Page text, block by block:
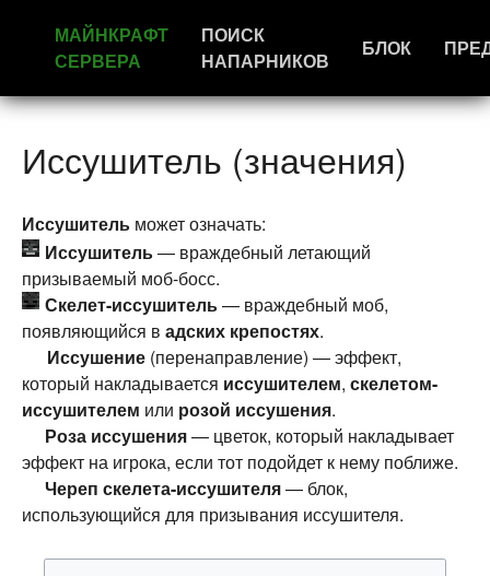
МАЙНКРАФТ
СЕРВЕРА
ПОИСК
НАПАРНИКОВ
БЛОК
Иссушитель (значения)
Иссушитель может означать:
Иссушитель— враждебный летающий
призываемый моб-босс.
Скелет-иссушитель— враждебный моб,
появляющийся в адских крепостях.
Иссушение(перенаправление) — эффект,
который накладывается иссушителем, скелетом-
иссушителем или розой иссушения.
Роза иссушения— цветок, который накладывает
эффект на игрока, если тот подойдет к нему поближе.
Череп скелета-иссушителя— блок,
использующийся для призывания иссушителя.